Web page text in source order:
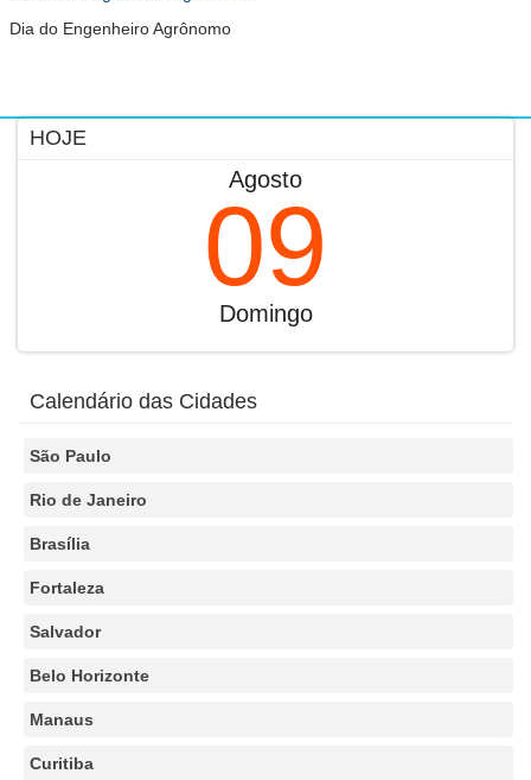
Dia do Engenheiro Agrônomo
HOJE
Agosto
09
Domingo
Calendário das Cidades
São Paulo
Rio de Janeiro
Brasília
Fortaleza
Salvador
Belo Horizonte
Manaus
Curitiba